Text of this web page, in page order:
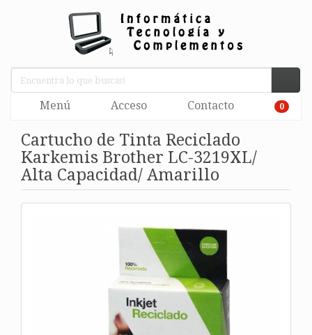
Menú Acceso Contacto 0
Cartucho de Tinta Reciclado
Karkemis Brother LC-3219XL/
Alta Capacidad/ Amarillo